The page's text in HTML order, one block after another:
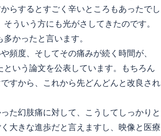
らするとすごく辛いところもあったでし
ういう方にも光がさしてきたのです。
かったと言います。
頻度、そしてその痛みが続く時間が、
いう論文を公表しています。もちろん
すから、これから先どんどんと改良され
た幻肢痛に対して、こうしてしっかりと
大きな進歩だと言えますし、映像と医療